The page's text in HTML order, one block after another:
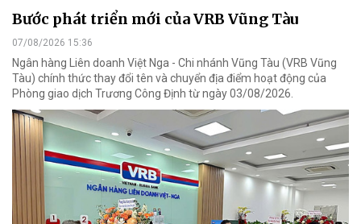
Bước phát triển mới của VRB Vũng Tàu
07/08/2026 15:36
Ngân hàng Liên doanh Việt Nga - Chi nhánh Vũng Tàu (VRB Vũng
Tàu) chính thức thay đổi tên và chuyển địa điểm hoạt động của
Phòng giao dịch Trương Công Định từ ngày 03/08/2026.